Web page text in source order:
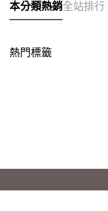
本分類熱銷全站排行
熱門標籤